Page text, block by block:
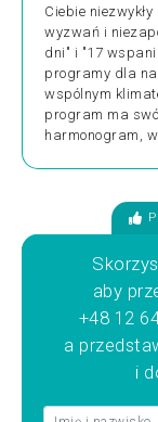
Ciebie
wyzwań i
dni" i "17
programy dla
wspólnym
program ma
harmonogram,
aby
+48 12
a
i